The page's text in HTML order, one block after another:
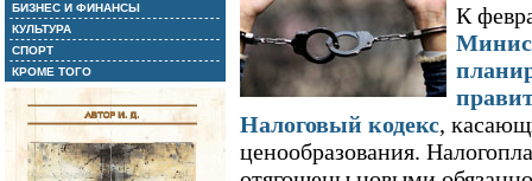
БИЗНЕС И ФИНАНСЫ
КУЛЬТУРА
СПОРТ
КРОМЕ ТОГО
К
Налоговый кодекс,
ценообразования.